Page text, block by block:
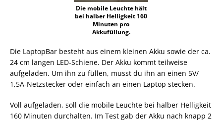
Die mobile Leuchte hält
bei halber Helligkeit 160
Minuten pro
Akkufüllung.
Die LaptopBar besteht aus einem kleinen Akku sowie der ca.
24 cm langen LED-Schiene. Der Akku kommt teilweise
aufgeladen. Um ihn zu füllen, musst du ihn an einen 5V/
1,5A-Netzstecker oder einfach an einen Laptop stecken.
Voll aufgeladen, soll die mobile Leuchte bei halber Helligkeit
160 Minuten durchalten. Im Test gab der Akku nach knapp 2